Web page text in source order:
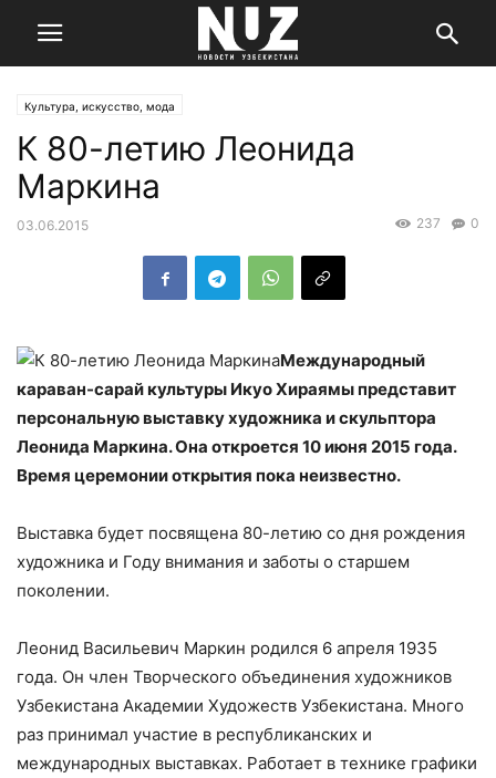
Культура, искусство, мода
К 80-летию Леонида
Маркина
03.06.2015 0
237
Международный
караван-сарай культуры Икуо Хираямы представит
персональную выставку художника и скульптора
Леонида Маркина. Она откроется 10 июня 2015 года.
Время церемонии открытия пока неизвестно.
Выставка будет посвящена 80-летию со дня рождения
художника и Году внимания и заботы о старшем
поколении.
Леонид Васильевич Маркин родился 6 апреля 1935
года. Он член Творческого объединения художников
Узбекистана Академии Художеств Узбекистана. Много
раз принимал участие в республиканских и
международных выставках. Работает в технике графики